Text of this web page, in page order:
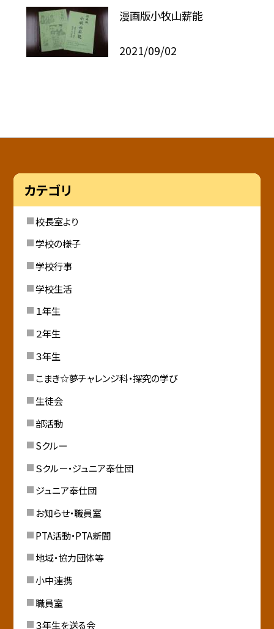
漫画版小牧山薪能
2021/09/02
カテゴリ
校長室より
学校の様子
学校行事
学校生活
１年生
２年生
３年生
こまき☆夢チャレンジ科・探究の学び
生徒会
部活動
Sクルー
Ｓクルー・ジュニア奉仕団
ジュニア奉仕団
お知らせ・職員室
PTA活動・PTA新聞
地域・協力団体等
小中連携
職員室
３年生を送る会